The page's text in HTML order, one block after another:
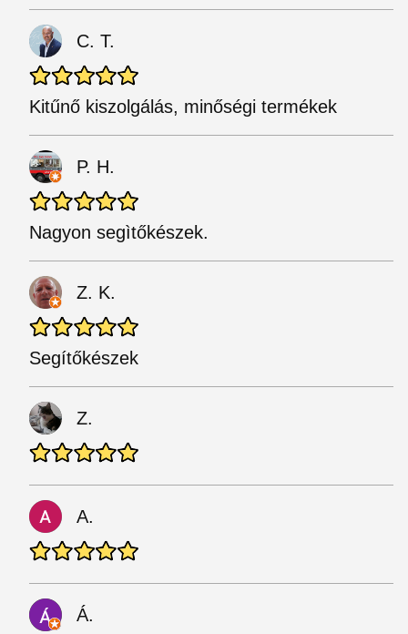
C. T.
Kitűnő kiszolgálás, minőségi termékek
P. H.
Nagyon segìtőkészek.
Z. K.
Segítőkészek
Z.
A.
Á.